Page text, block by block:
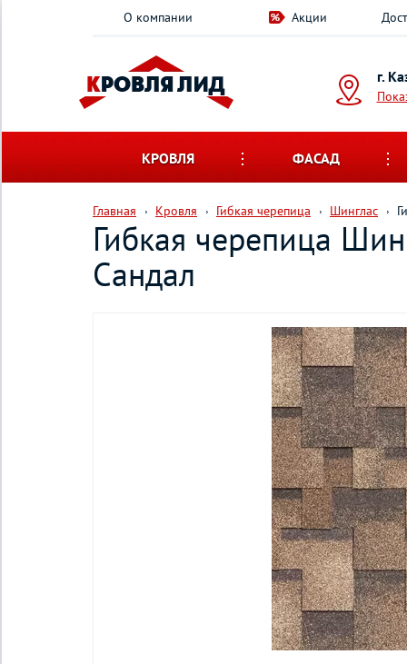
О компании Акции
г.
КРОВЛЯ ФАСАД
Главная Кровля Гибкая черепица Шинглас
Гибкая черепица
Сандал